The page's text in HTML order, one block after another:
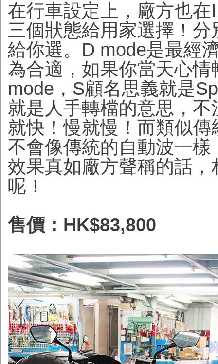
在行車設定上，廠方也
三個狀態給用家選擇！
給你選。D mode是最經
為合適，如果你當天心
mode，S顧名思義就是
就是人手轉檔的意思，
就快！慢就慢！而類似
不會像傳統的自動波一
效果真如廠方聲稱的話
呢！
售價：HK$83,800